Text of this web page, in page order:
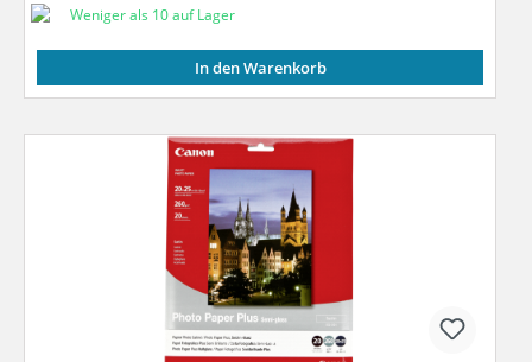
Weniger als 10 auf Lager
In den Warenkorb